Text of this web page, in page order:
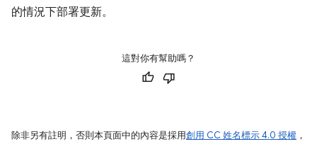
的情況下部署更新。
這對你有幫助嗎？
除非另有註明，否則本頁面中的內容是採用創用 CC 姓名標示 4.0 授權 ，